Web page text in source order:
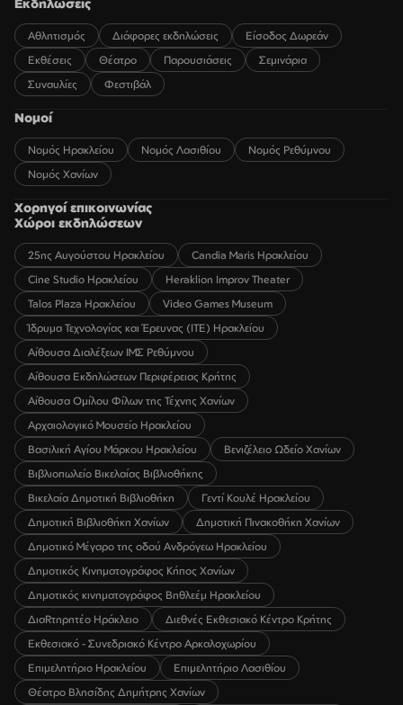
Αθλητισμός Διάφορες εκδηλώσεις
Είσοδος Δωρεάν
Εκθέσεις
Θέατρο Παρουσιάσεις
Σεμινάρια
Συναυλίες
Φεστιβάλ
Νομοί
Νομός Ηρακλείου Νομός Λασιθίου
Νομός Ρεθύμνου
Νομός Χανίων
Χορηγοί επικοινωνίας
Χώροι εκδηλώσεων
25ης Αυγούστου Ηρακλείου
Candia Maris Ηρακλείου
Cine Studio Ηρακλείου
Heraklion Improv Theater
Talos Plaza Ηρακλείου
Video Games Museum
Ίδρυμα Τεχνολογίας και Έρευνας (ΙΤΕ) Ηρακλείου
Αίθουσα Διαλέξεων ΙΜΣ Ρεθύμνου
Αίθουσα Εκδηλώσεων Περιφέρειας Κρήτης
Αίθουσα Ομίλου Φίλων της Τέχνης Χανίων
Αρχαιολογικό Μουσείο Ηρακλείου
Βασιλική Αγίου Μάρκου Ηρακλείου
Βενιζέλειο Ωδείο Χανίων
Βιβλιοπωλείο Βικελαίας Βιβλιοθήκης
Βικελαία Δημοτική Βιβλιοθήκη
Γεντί Κουλέ Ηρακλείου
Δημοτική Βιβλιοθήκη Χανίων
Δημοτική Πινακοθήκη Χανίων
Δημοτικό Μέγαρο της οδού Ανδρόγεω Ηρακλείου
Δημοτικός Κινηματογράφος Κήπος Χανίων
Δημοτικός κινηματογράφος Βηθλεέμ Ηρακλείου
ΔιαRτηρητέο Ηράκλειο
Διεθνές Εκθεσιακό Κέντρο Κρήτης
Εκθεσιακό - Συνεδριακό Κέντρο Αρκαλοχωρίου
Επιμελητήριο Ηρακλείου
Επιμελητήριο Λασιθίου
Θέατρο Βλησίδης Δημήτρης Χανίων